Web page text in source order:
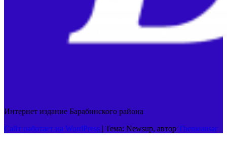
Интернет издание Барабинского района
Сайт работает на WordPress | Тема: Newsup, автор Themeansar